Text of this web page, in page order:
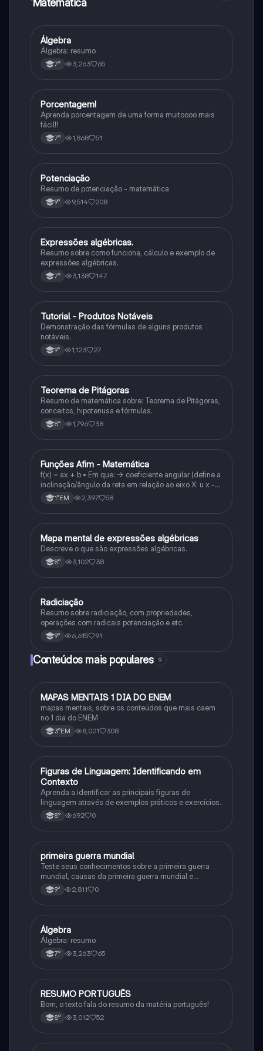
Matematica
Álgebra
Álgebra: resumo
7° 3,263 65
Matematica
Porcentagem!
Aprenda porcentagem de uma forma muitoooo mais
fácil!!
7° 1,868 51
Matematica
Potenciação
Resumo de potenciação - matemática
9° 9,514 208
Matematica
Expressões algébricas.
Resumo sobre como funciona, cálculo e exemplo de
expressões algébricas.
7° 3,138 147
Matematica
Tutorial - Produtos Notáveis
Demonstração das fórmulas de alguns produtos
notáveis.
9° 1,123 27
Matematica
Teorema de Pitágoras
Resumo de matemática sobre: Teorema de Pitágoras,
conceitos, hipotenusa e fórmulas.
8° 1,796 38
Matematica
Funções Afim - Matemática
f(x) = ax + b • Em que: -> coeficiente angular (define a
inclinação/ângulo da reta em relação ao eixo X: u x -
variável: a b → coeficiente linear (valor que corta o
eixo y).
1°EM 2,397 58
Matematica
Mapa mental de expressões algébricas
Descreve o que são expressões algébricas.
8° 3,102 38
Matematica
Radiciação
Resumo sobre radiciação, com propriedades,
operações com radicais potenciação e etc.
9° 6,615 91
Conteúdos mais populares 9
Português
MAPAS MENTAIS 1 DIA DO ENEM
mapas mentais, sobre os conteúdos que mais caem
no 1 dia do ENEM
3°EM 8,021 308
FPortuguês
Figuras de Linguagem: Identificando em
Contexto
Aprenda a identificar as principais figuras de
linguagem através de exemplos práticos e exercícios.
8° 692 0
História
primeira guerra mundial
Teste seus conhecimentos sobre a primeira guerra
mundial, causas da primeira guerra mundial e
consequências da Primeira Guerra Mundial, fases da
primeira guerra mundial
9° 2,811 0
Matematica
Álgebra
Álgebra: resumo
7° 3,263 65
Português
RESUMO PORTUGUÊS
Bom, o texto fala do resumo da matéria português!
8° 3,012 52